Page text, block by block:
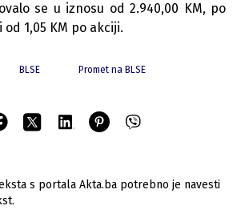
se u iznosu od 2.940,00 KM, po
1,05 KM po akciji.
BLSE Promet na BLSE
s portala Akta.ba potrebno je navesti